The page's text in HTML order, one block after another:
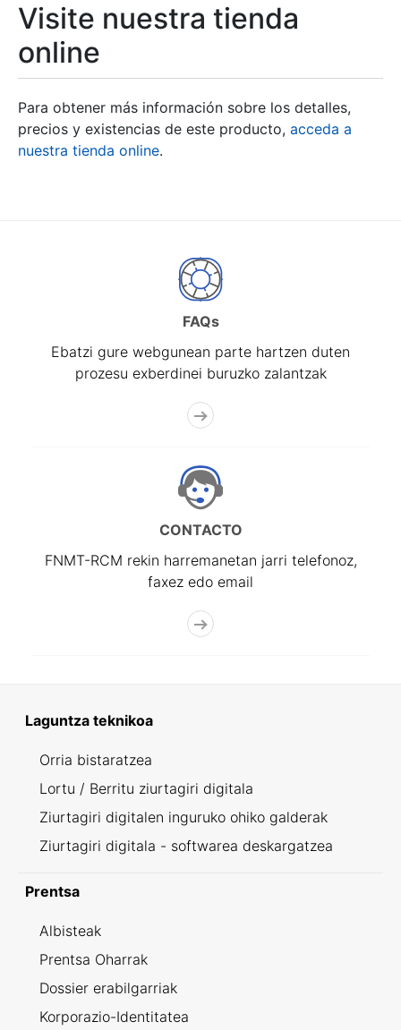
Visite nuestra tienda
online
Para obtener más información sobre los detalles,
precios y existencias de este producto, acceda a
nuestra tienda online.
FAQs
Ebatzi gure webgunean parte hartzen duten
prozesu exberdinei buruzko zalantzak
CONTACTO
FNMT-RCM rekin harremanetan jarri telefonoz,
faxez edo email
Laguntza teknikoa
Orria bistaratzea
Lortu / Berritu ziurtagiri digitala
Ziurtagiri digitalen inguruko ohiko galderak
Ziurtagiri digitala - softwarea deskargatzea
Prentsa
Albisteak
Prentsa Oharrak
Dossier erabilgarriak
Korporazio-Identitatea